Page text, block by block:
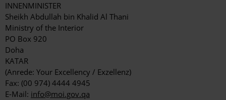
INNENMINISTER
Sheikh Abdullah bin Khalid Al Thani
Ministry of the Interior
PO Box 920
Doha
KATAR
(Anrede: Your Excellency / Exzellenz)
Fax: (00 974) 4444 4945
E-Mail: info@moi.gov.qa